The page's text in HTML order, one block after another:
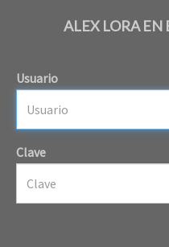
ALEX LORA EN
Usuario
Clave